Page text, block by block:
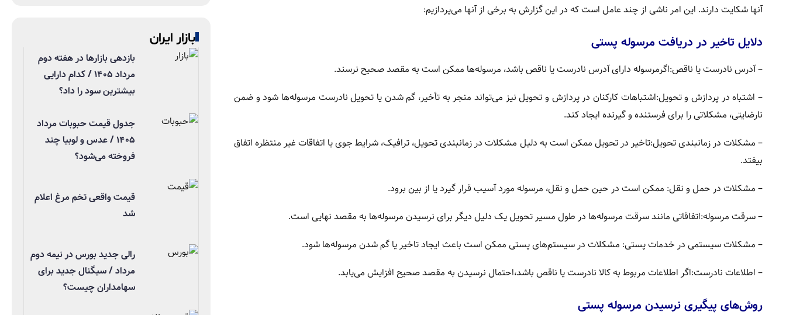
آنها شکایت دارند. این امر ناشی از چند عامل است که در این گزارش به برخی از آنها می‌پردازیم:
دلایل تاخیر در دریافت مرسوله پستی
– آدرس نادرست یا ناقص:اگرمرسوله دارای آدرس نادرست یا ناقص باشد، مرسوله‌ها ممکن است به مقصد صحیح نرسند.
– اشتباه در پردازش و تحویل:اشتباهات کارکنان در پردازش و تحویل نیز می‌تواند منجر به تأخیر، گم شدن یا تحویل نادرست مرسوله‌ها شود و ضمن
نارضایتی، مشکلاتی را برای فرستنده و گیرنده ایجاد کند.
– مشکلات در زمانبندی تحویل:تاخیر در تحویل ممکن است به دلیل مشکلات در زمانبندی تحویل، ترافیک، شرایط جوی یا اتفاقات غیر منتظره اتفاق
بیفتد.
– مشکلات در حمل و نقل: ممکن است در حین حمل و نقل، مرسوله مورد آسیب قرار گیرد یا از بین برود.
– سرقت مرسوله:اتفاقاتی مانند سرقت مرسوله‌ها در طول مسیر تحویل یک دلیل دیگر برای نرسیدن مرسوله‌ها به مقصد نهایی است.
– مشکلات سیستمی در خدمات پستی: مشکلات در سیستم‌های پستی ممکن است باعث ایجاد تاخیر یا گم شدن مرسوله‌ها شود.
– اطلاعات نادرست:اگر اطلاعات مربوط به کالا نادرست یا ناقص باشد،احتمال نرسیدن به مقصد صحیح افزایش می‌یابد.
روش‌های پیگیری نرسیدن مرسوله پستی
بازار ایران
بازدهی بازارها در هفته دوم
مرداد ۱۴۰۵ / کدام دارایی
بیشترین سود را داد؟
جدول قیمت حبوبات مرداد
۱۴۰۵ / عدس و لوبیا چند
فروخته می‌شود؟
قیمت واقعی تخم مرغ اعلام
شد
رالی جدید بورس در نیمه دوم
مرداد / سیگنال جدید برای
سهامداران چیست؟